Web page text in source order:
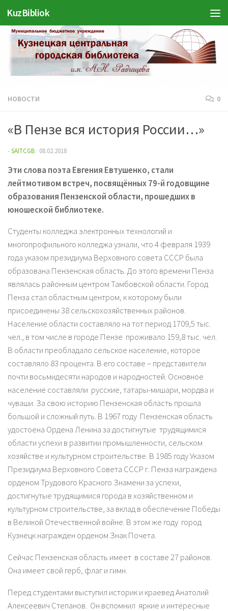
Перейти к содержимому
KuzBibliok
НОВОСТИ 0
«В Пензе вся история России…»
-SAITCGB · 08.02.2018
Эти слова поэта Евгения Евтушенко, стали
лейтмотивом встреч, посвящённых 79-й годовщине
образования Пензенской области, прошедших в
юношеской библиотеке.
Студенты колледжа электронных технологий и
многопрофильного колледжа узнали, что 4 февраля 1939
года указом президиума Верховного совета СССР была
образована Пензенская область. До этого времени Пенза
являлась районным центром Тамбовской области. Город
Пенза стал областным центром, к которому были
присоединены 38 сельскохозяйственных районов.
Население области составляло на тот период 1709,5 тыс.
чел., в том числе в городе Пензе проживало 159,8 тыс. чел.
В области преобладало сельское население, которое
составляло 83 процента. В его составе – представители
почти восьмидесяти народов и народностей. Основное
население составляли русские, татары-мишари, мордва и
чуваши. За свою историю Пензенская область прошла
большой и сложный путь. В 1967 году Пензенская область
удостоена Ордена Ленина за достигнутые трудящимися
области успехи в развитии промышленности, сельском
хозяйстве и культурном строительстве. В 1985 году Указом
Президиума Верховного Совета СССР г. Пенза награждена
орденом Трудового Красного Знамени за успехи,
достигнутые трудящимися города в хозяйственном и
культурном строительстве, за вклад в обеспечение Победы
в Великой Отечественной войне. В этом же году город
Кузнецк награжден орденом Знак Почета.
Сейчас Пензенская область имеет в составе 27 районов.
Она имеет свой герб, флаг и гимн.
Перед студентами выступил историк и краевед Анатолий
Алексеевич Степанов. Он вспомнил яркие и интересные